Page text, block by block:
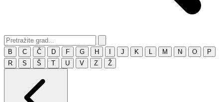
B C Č D F G H J K M N O
P
R
S Š T U V Z Ž